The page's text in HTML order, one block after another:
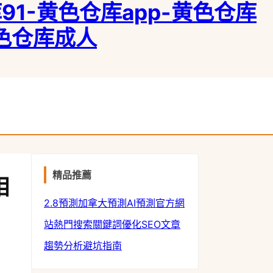
黄色仓库app-黄色仓库
仓库成人
精品推薦
2.8預測 加拿大預測 AI預測 官方網
站熱門搜索關鍵詞優化SEO文章
趨勢分析避坑指南